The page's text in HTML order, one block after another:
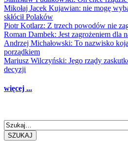
Mikołaj Jacek Kujawian: nie mogę
skłócił Polaków
Piotr Kotlarz: Z trzech powodów nie
Roman Dambek: Jest zagrożeniem dla
Andrzej Michałowski: To nazwisko
porządkiem
Mariusz Wilczyński: Jego rządy
decyzji
więcej ...
SZUKAJ